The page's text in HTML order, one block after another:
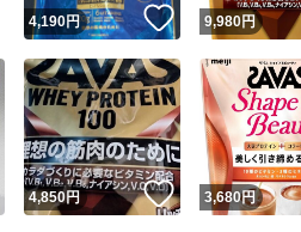
スピード発送
安心発送
いいね！
4,190円 いいね！
9,980円
いいね！
4,850円 いいね！
3,680円